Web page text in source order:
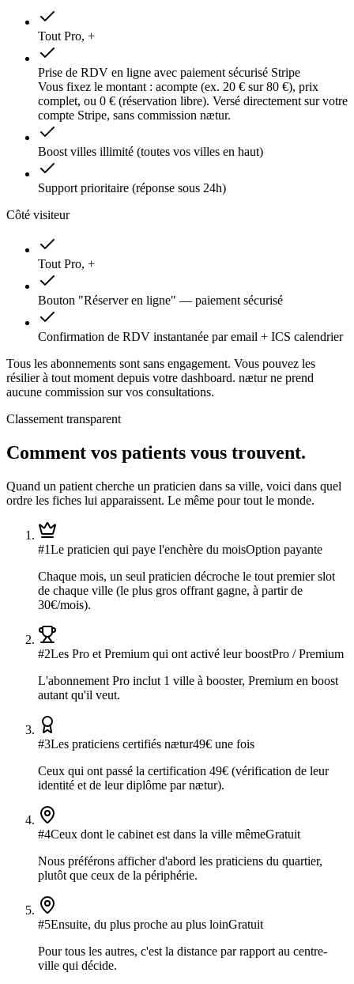
Tout Pro, +
Prise de RDV en ligne avec paiement sécurisé Stripe
Vous fixez le montant : acompte (ex. 20 € sur 80 €), prix
complet, ou 0 € (réservation libre). Versé directement sur votre
compte Stripe, sans commission nætur.
Boost villes illimité (toutes vos villes en haut)
Support prioritaire (réponse sous 24h)
Côté visiteur
Tout Pro, +
Bouton "Réserver en ligne" — paiement sécurisé
Confirmation de RDV instantanée par email + ICS calendrier
Tous les abonnements sont sans engagement. Vous pouvez les
résilier à tout moment depuis votre dashboard. nætur ne prend
aucune commission sur vos consultations.
Classement transparent
Comment vos patients vous trouvent.
Quand un patient cherche un praticien dans sa ville, voici dans quel
ordre les fiches lui apparaissent. Le même pour tout le monde.
#1Le praticien qui paye l'enchère du moisOption payante
Chaque mois, un seul praticien décroche le tout premier slot
de chaque ville (le plus gros offrant gagne, à partir de
30€/mois).
#2Les Pro et Premium qui ont activé leur boostPro / Premium
L'abonnement Pro inclut 1 ville à booster, Premium en boost
autant qu'il veut.
#3Les praticiens certifiés nætur49€ une fois
Ceux qui ont passé la certification 49€ (vérification de leur
identité et de leur diplôme par nætur).
#4Ceux dont le cabinet est dans la ville mêmeGratuit
Nous préférons afficher d'abord les praticiens du quartier,
plutôt que ceux de la périphérie.
#5Ensuite, du plus proche au plus loinGratuit
Pour tous les autres, c'est la distance par rapport au centre-
ville qui décide.